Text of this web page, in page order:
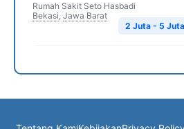
Rumah Sakit Seto Hasbadi
Bekasi, Jawa Barat
2 Juta - 5 Juta